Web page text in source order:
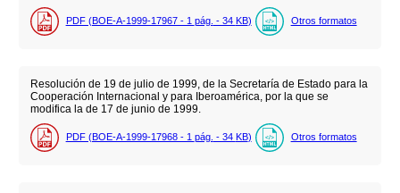
PDF (BOE-A-1999-17967 - 1 pág. - 34 KB) Otros formatos
Resolución de 19 de julio de 1999, de la Secretaría de Estado para la
Cooperación Internacional y para Iberoamérica, por la que se
modifica la de 17 de junio de 1999.
PDF (BOE-A-1999-17968 - 1 pág. - 34 KB) Otros formatos